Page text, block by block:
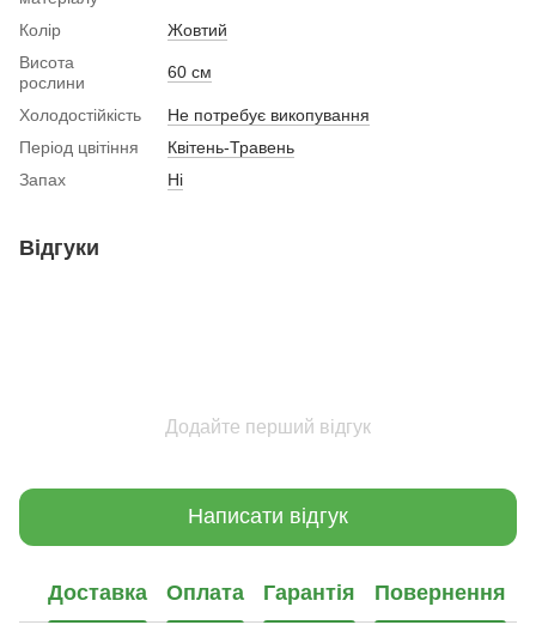
Колір
Жовтий
Висота
рослини
60 см
Холодостійкість
Не потребує викопування
Період цвітіння
Квітень-Травень
Запах
Ні
Відгуки
Додайте перший відгук
Написати відгук
Доставка Оплата Гарантія Повернення